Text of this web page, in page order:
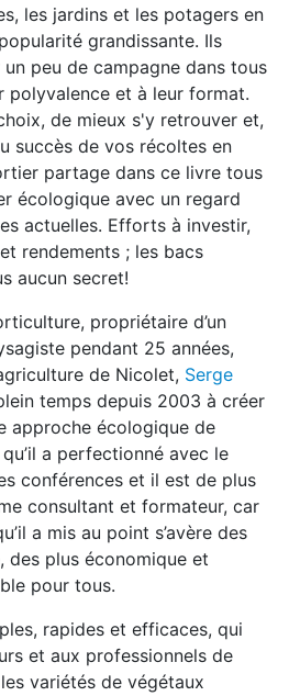
les jardins et les potagers en
grandissante. Ils
peu de campagne dans tous
polyvalence et à leur format.
de mieux s'y retrouver et,
succès de vos récoltes en
partage dans ce livre tous
écologique avec un regard
actuelles. Efforts à investir,
rendements ; les bacs
aucun secret!
propriétaire d’un
pendant 25 années,
de Nicolet, Serge
temps depuis 2003 à créer
approche écologique de
a perfectionné avec le
conférences et il est de plus
consultant et formateur, car
a mis au point s’avère des
des plus économique et
pour tous.
rapides et efficaces, qui
et aux professionnels de
variétés de végétaux